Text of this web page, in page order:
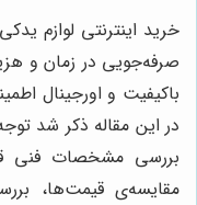
خرید اینترنتی لوازم
صرفه‌جویی در زمان و
باکیفیت و اورجینال
در این مقاله ذکر شد
بررسی مشخصات فنی
مقایسه‌ی قیمت‌ها،